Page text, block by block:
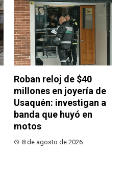
Roban reloj de $40
millones en joyería de
Usaquén: investigan a
banda que huyó en
motos
8 de agosto de 2026